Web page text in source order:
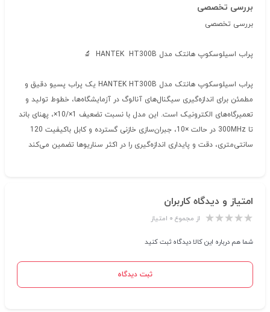
بررسی تخصصی
بررسی تخصصی
پراب اسیلوسکوپ هانتک مدل HANTEK HT300B 🔬
پراب اسیلوسکوپ هانتک مدل HANTEK HT300B یک پراب پسیو دقیق و
مطمئن برای اندازه‌گیری سیگنال‌های آنالوگ در آزمایشگاه‌ها، خطوط تولید و
تعمیرگاه‌های الکترونیک است. این مدل با نسبت تضعیف 1×/10×، پهنای باند
تا 300MHz در حالت ×10، جبران‌سازی خازنی گسترده و کابل باکیفیت 120
سانتی‌متری، دقت و پایداری اندازه‌گیری را در اکثر سناریوها تضمین می‌کند
امتیاز و دیدگاه کاربران
از مجموع ۰ امتیاز
شما هم درباره این کالا دیدگاه ثبت کنید
ثبت دیدگاه